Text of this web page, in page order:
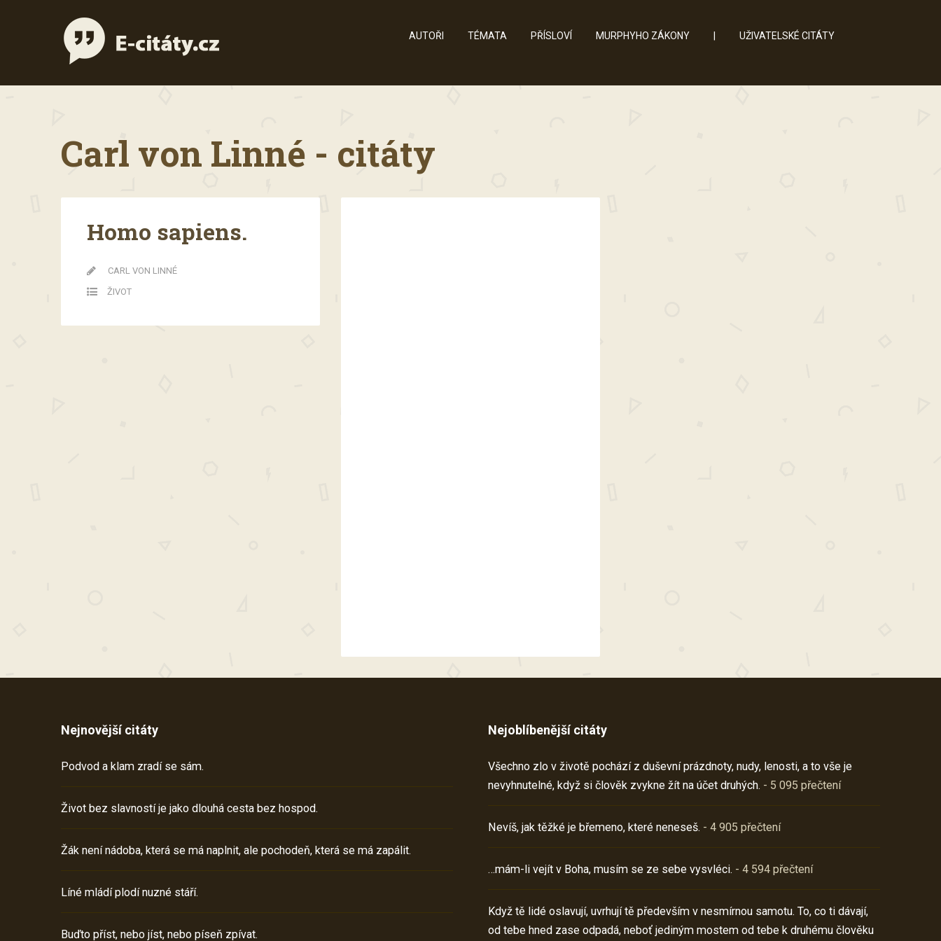
AUTOŘI TÉMATA PŘÍSLOVÍ MURPHYHO ZÁKONY UŽIVATELSKÉ CITÁTY
Carl von Linné - citáty
Homo sapiens.
CARL VON LINNÉ
ŽIVOT
Nejnovější citáty
Podvod a klam zradí se sám.
Život bez slavností je jako dlouhá cesta bez hospod.
Žák není nádoba, která se má naplnit, ale pochodeň, která se má zapálit.
Líné mládí plodí nuzné stáří.
Buďto příst, nebo jíst, nebo píseň zpívat.
Nejoblíbenější citáty
Všechno zlo v životě pochází z duševní prázdnoty, nudy, lenosti, a to vše je
nevyhnutelné, když si člověk zvykne žít na účet druhých. - 5 095 přečtení
Nevíš, jak těžké je břemeno, které neneseš. - 4 905 přečtení
…mám-li vejít v Boha, musím se ze sebe vysvléci. - 4 594 přečtení
Když tě lidé oslavují, uvrhují tě především v nesmírnou samotu. To, co ti dávají,
od tebe hned zase odpadá, neboť jediným mostem od tebe k druhému člověku